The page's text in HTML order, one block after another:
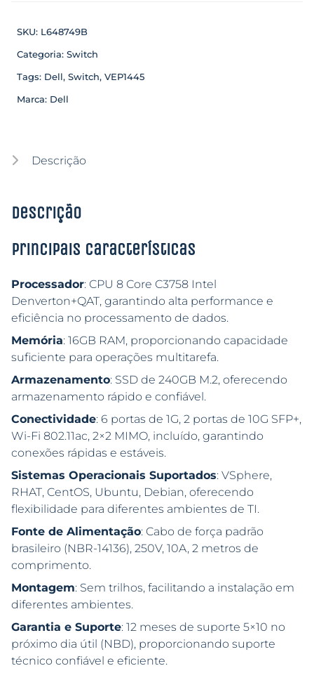
SKU: L648749B
Categoria: Switch
Tags: Dell, Switch, VEP1445
Marca: Dell
Descrição
Descrição
Principais características
Processador: CPU 8 Core C3758 Intel
Denverton+QAT, garantindo alta performance e
eficiência no processamento de dados.
Memória: 16GB RAM, proporcionando capacidade
suficiente para operações multitarefa.
Armazenamento: SSD de 240GB M.2, oferecendo
armazenamento rápido e confiável.
Conectividade: 6 portas de 1G, 2 portas de 10G SFP+,
Wi-Fi 802.11ac, 2×2 MIMO, incluído, garantindo
conexões rápidas e estáveis.
Sistemas Operacionais Suportados: VSphere,
RHAT, CentOS, Ubuntu, Debian, oferecendo
flexibilidade para diferentes ambientes de TI.
Fonte de Alimentação: Cabo de força padrão
brasileiro (NBR-14136), 250V, 10A, 2 metros de
comprimento.
Montagem: Sem trilhos, facilitando a instalação em
diferentes ambientes.
Garantia e Suporte: 12 meses de suporte 5×10 no
próximo dia útil (NBD), proporcionando suporte
técnico confiável e eficiente.